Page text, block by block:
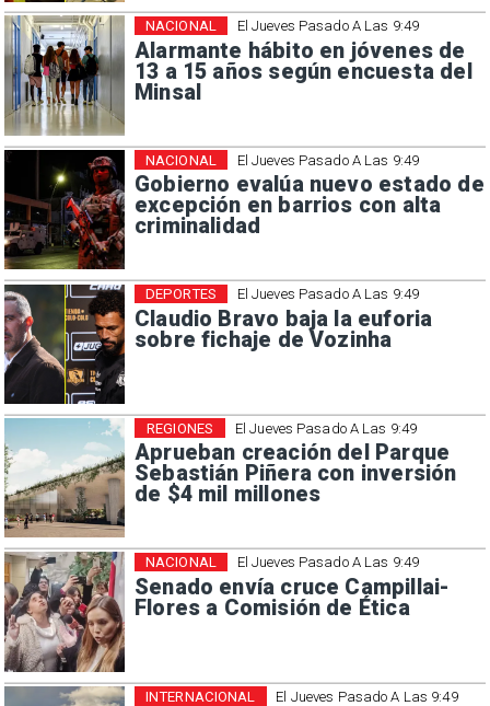
El Jueves Pasado A Las 9:49
Alarmante hábito en jóvenes de
13 a 15 años según encuesta del
Minsal
NACIONAL
El Jueves Pasado A Las 9:49
Gobierno evalúa nuevo estado de
excepción en barrios con alta
criminalidad
NACIONAL
El Jueves Pasado A Las 9:49
Claudio Bravo baja la euforia
sobre fichaje de Vozinha
DEPORTES
El Jueves Pasado A Las 9:49
Aprueban creación del Parque
Sebastián Piñera con inversión
de $4 mil millones
REGIONES
El Jueves Pasado A Las 9:49
Senado envía cruce Campillai-
Flores a Comisión de Ética
NACIONAL
El Jueves Pasado A Las 9:49
INTERNACIONAL